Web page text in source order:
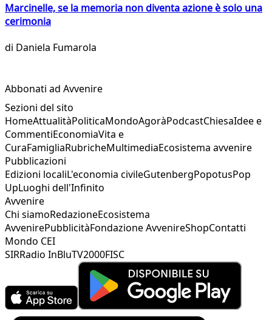
Marcinelle, se la memoria non diventa azione è solo una
cerimonia
di Daniela Fumarola
Abbonati ad Avvenire
Sezioni del sito
HomeAttualitàPoliticaMondoAgoràPodcastChiesaIdee e
CommentiEconomiaVita e
CuraFamigliaRubricheMultimediaEcosistema avvenire
Pubblicazioni
Edizioni localiL'economia civileGutenbergPopotusPop
UpLuoghi dell'Infinito
Avvenire
Chi siamoRedazioneEcosistema
AvvenirePubblicitàFondazione AvvenireShopContatti
Mondo CEI
SIRRadio InBluTV2000FISC